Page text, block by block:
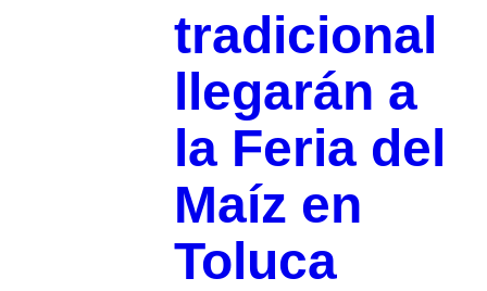
tradicional
llegarán a
la Feria del
Maíz en
Toluca